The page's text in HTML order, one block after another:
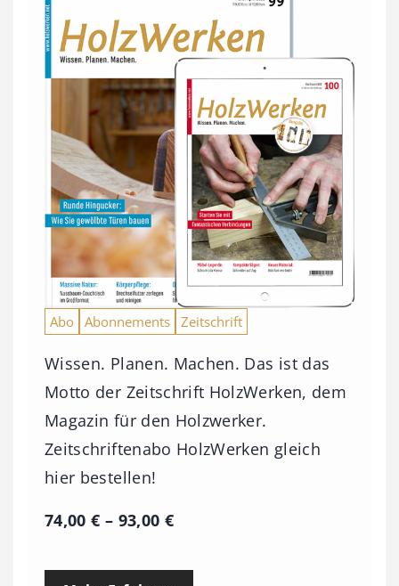
Abo Abonnements Zeitschrift
Wissen. Planen. Machen. Das ist das
Motto der Zeitschrift HolzWerken, dem
Magazin für den Holzwerker.
Zeitschriftenabo HolzWerken gleich
hier bestellen!
74,00€ – 93,00 €P
e